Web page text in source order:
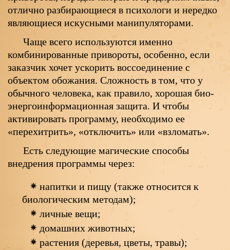
отлично разбирающиеся в психологи и нередко
являющиеся искусными манипуляторами.
Чаще всего используются именно
комбинированные привороты, особенно, если
заказчик хочет ускорить воссоединение с
объектом обожания. Сложность в том, что у
обычного человека, как правило, хорошая био-
энергоинформационная защита. И чтобы
активировать программу, необходимо ее
«перехитрить», «отключить» или «взломать».
Есть следующие магические способы
внедрения программы через:
напитки и пищу (также относится к
биологическим методам);
личные вещи;
домашних животных;
растения (деревья, цветы, травы);